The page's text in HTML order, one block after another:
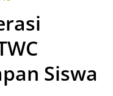
Siswa